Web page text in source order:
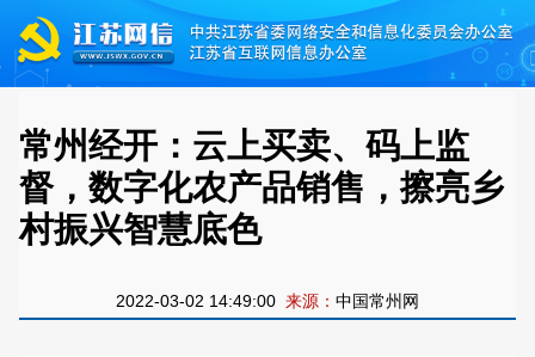
常州经开：云上买卖、码上监
督，数字化农产品销售，擦亮乡
村振兴智慧底色
2022-03-02 14:49:00 来源： 中国常州网